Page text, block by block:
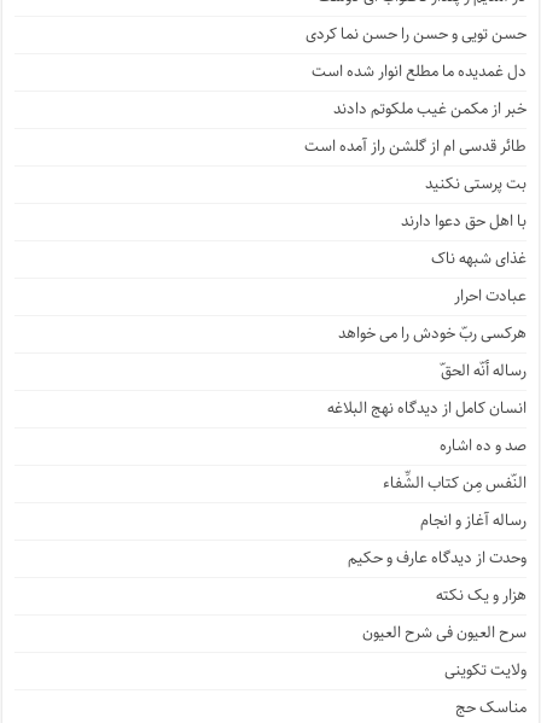
حسن تویی و حسن را حسن نما کردی
دل غمدیده ما مطلع انوار شده است
خبر از مکمن غیب ملکوتم دادند
طائر قدسی ام از گلشن راز آمده است
بت پرستی نکنید
با اهل حق دعوا دارند
غذای شبهه ناک
عبادت احرار
هرکسی ربّ خودش را می خواهد
رساله أنّه الحقّ
انسان کامل از دیدگاه نهج البلاغه
صد و ده اشاره
النّفس مِن کتاب الشِّفاء
رساله آغاز و انجام
وحدت از دیدگاه عارف و حکیم
هزار و یک نکته
سرح العیون فی شرح العیون
ولایت تکوینی
مناسک حج